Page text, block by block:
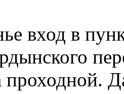
вход в
проходной.